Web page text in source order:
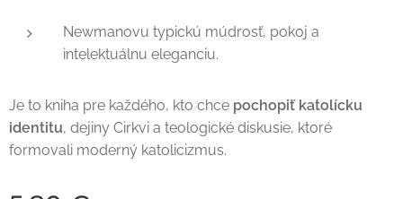
Newmanovu typickú múdrosť, pokoj a
intelektuálnu eleganciu.
Je to kniha pre každého, kto chce pochopiť katolícku
identitu, dejiny Cirkvi a teologické diskusie, ktoré
formovali moderný katolicizmus.